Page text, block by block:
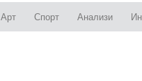
Арт Спорт Анализи